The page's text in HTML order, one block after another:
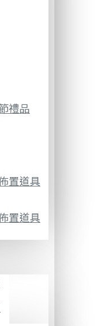
禮品
置道具
置道具